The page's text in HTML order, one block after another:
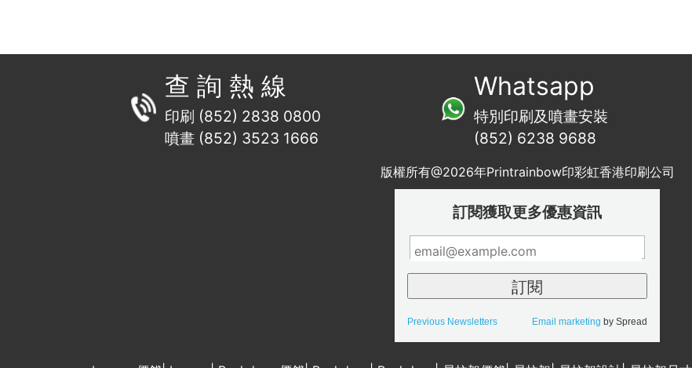
查 詢 熱 線
印刷 (852) 2838 0800
噴畫 (852) 3523 1666
Whatsapp
特別印刷及噴畫安裝
(852) 6238 9688
版權所有@2026年Printrainbow印彩虹香港印刷公司
訂閱獲取更多優惠資訊
Previous Newsletters Email marketing by Spread